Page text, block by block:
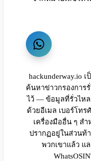
hackunderway.io
ค้นหาข่าวกรองการ
ไว้ — ข้อมูลที่รั่วไหล
ด้วยอีเมล เบอร์โท
เครื่องมืออื่น ๆ ส
ปรากฏอยู่ในส่วนท้
พวกเขาแล้ว แ